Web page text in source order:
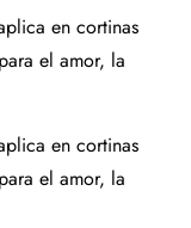
en cortinas
el amor, la
en cortinas
el amor, la